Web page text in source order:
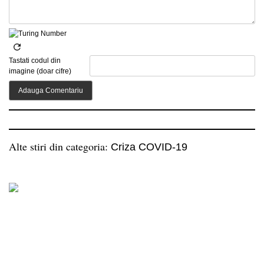
Tastati codul din
imagine (doar cifre)
Alte stiri din categoria: Criza COVID-19